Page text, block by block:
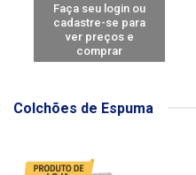
Faça seu login ou
cadastre-se para
ver preços e
comprar
Colchões de Espuma